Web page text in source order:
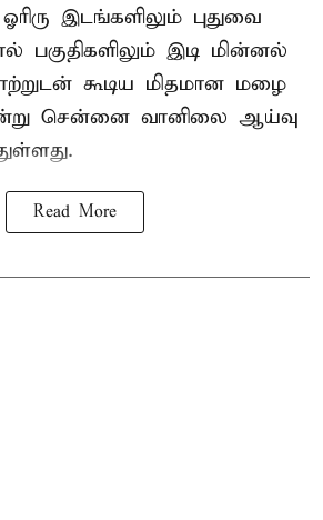
இடங்களிலும் புதுவை
பகுதிகளிலும் இடி மின்னல்
கூடிய மிதமான மழை
சென்னை வானிலை ஆய்வு
Read More